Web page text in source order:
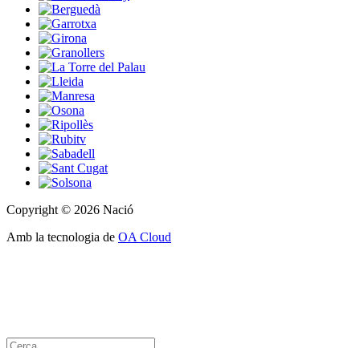
Copyright © 2026 Nació
Amb la tecnologia de OA Cloud